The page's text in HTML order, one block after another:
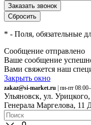
* - Поля, обязательные
Сообщение отправлено
Ваше сообщение
Вами свяжется наш
Закрыть окно
zakaz@si-market.ru | пн-пт
Ульяновск, ул.
Генерала Маргелова, 11